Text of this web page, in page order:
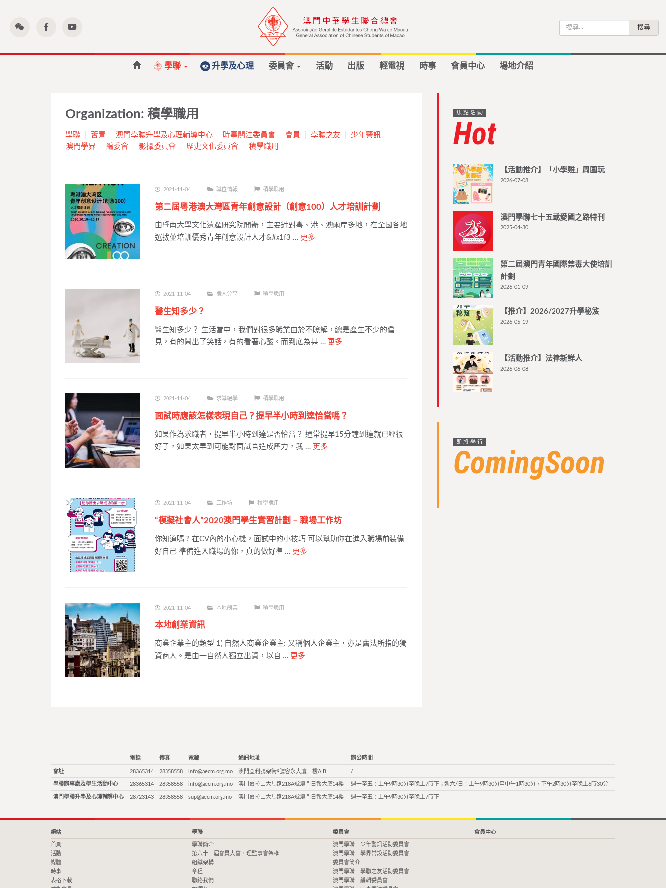
尋
學聯 升學及心理 委員會 活動 出版 輕電視 時事 會員中心 場地介紹
Organization: 積學職用
學聯 薈青 澳門學聯升學及心理輔導中心 時事關注委員會 會員 學聯之友
少年警訊
澳門學界
編委會 影攝委員會 歷史文化委員會 積學職用
2021-11-04 職位情報 積學職用
第二屆粵港澳大灣區青年創意設計（創意100）人才培訓計劃
由暨南大學文化遺產研究院開辦，主要針對粵、港、澳兩岸多地，在全國各地
選拔並培訓優秀青年創意設計人才&#x1f3 … 更多
2021-11-04 職人分享 積學職用
醫生知多少？
醫生知多少？ 生活當中，我們對很多職業由於不瞭解，總是產生不少的偏
見，有的鬧出了笑話，有的看著心酸。而到底為甚 … 更多
2021-11-04 求職絕學 積學職用
面試時應該怎樣表現自己？提早半小時到達恰當嗎？
如果作為求職者，提早半小時到達是否恰當？ 通常提早15分鐘到達就已經很
好了，如果太早到可能對面試官造成壓力，我 … 更多
2021-11-04 工作坊 積學職用
“模擬社會人”2020澳門學生實習計劃 – 職場工作坊
你知道嗎 ? 在CV內的小心機，面試中的小技巧 可以幫助你在進入職場前裝備
好自己 準備進入職場的你，真的做好準 … 更多
2021-11-04 本地創業 積學職用
本地創業資訊
商業企業主的類型 1) 自然人商業企業主: 又稱個人企業主，亦是舊法所指的獨
資商人。是由一自然人獨立出資，以自 … 更多
焦點活動
Hot
【活動推介】「小學雞」周圍玩
2026-07-08
澳門學聯七十五載愛國之路特刊
2025-04-30
第二屆澳門青年國際禁毒大使培訓
計劃
2026-01-09
【推介】2026/2027升學秘笈
2026-05-19
【活動推介】法律新鮮人
2026-06-08
即將舉行
ComingSoon
電話 傳真 電郵 通訊地址 辦公時間
會址 28365314 28358558 info@aecm.org.mo 澳門亞利鴉架街9號容永大廈一樓A,B /
學聯辦事處及學生活動中心 28365314 28358558 info@aecm.org.mo 澳門慕拉士大馬路218A號澳門日報大廈14樓 週一至五：上午9時30分至晚上7時正；週六/日：上午9時30分至中午1時30分，下午2時30分至晚上6時30分
澳門學聯升學及心理輔導中心 28723143 28358558 sup@aecm.org.mo 澳門慕拉士大馬路218A號澳門日報大廈14樓 週一至五：上午9時30分至晚上7時正
網站
首頁
活動
媒體
時事
表格下載
學聯
學聯簡介
第六十三屆會員大會、理監事會架構
組織架構
章程
聯絡我們
委員會
澳門學聯－少年警訊活動委員會
澳門學聯－學界常設活動委員會
委員會簡介
澳門學聯－學聯之友活動委員會
澳門學聯－編輯委員會
會員中心